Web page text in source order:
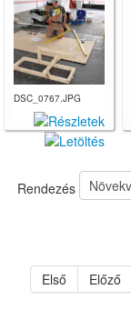
DSC_0767.JPG
Rendezés
Első Előző